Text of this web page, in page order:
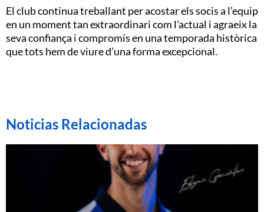
El club continua treballant per acostar els socis a l’equip
en un moment tan extraordinari com l’actual i agraeix la
seva confiança i compromís en una temporada històrica
que tots hem de viure d’una forma excepcional.
Noticias Relacionadas